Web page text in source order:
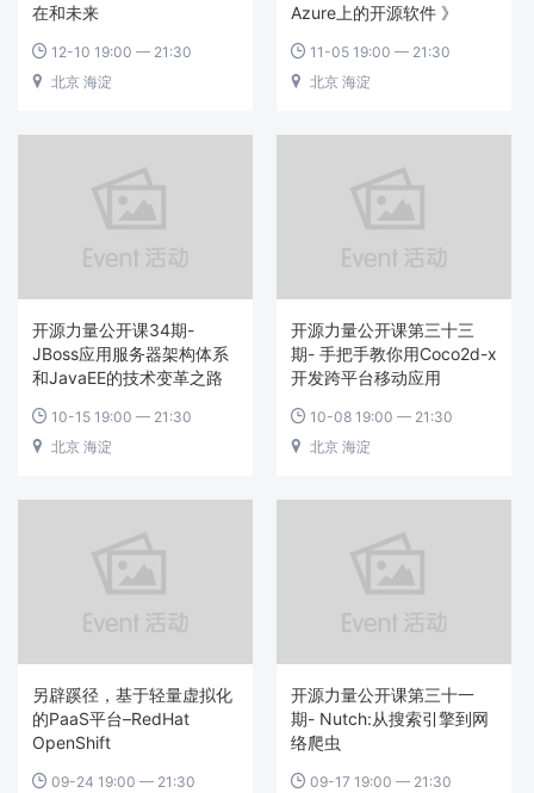
在和未来
 12-10 19:00 — 21:30
 北京 海淀
Azure上的开源软件 》
 11-05 19:00 — 21:30
 北京 海淀
开源力量公开课34期-
JBoss应用服务器架构体系
和JavaEE的技术变革之路
 10-15 19:00 — 21:30
 北京 海淀
开源力量公开课第三十三
期- 手把手教你用Coco2d-x
开发跨平台移动应用
 10-08 19:00 — 21:30
 北京 海淀
另辟蹊径，基于轻量虚拟化
的PaaS平台–RedHat
OpenShift
 09-24 19:00 — 21:30
开源力量公开课第三十一
期- Nutch:从搜索引擎到网
络爬虫
 09-17 19:00 — 21:30